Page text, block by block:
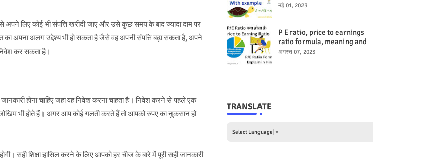
अपने लिए कोई भी संपत्ति खरीदी जाए और उसे कुछ समय के बाद ज्यादा दाम पर
का अपना अलग उद्देश्य भी हो सकता है जैसे वह अपनी संपत्ति बढ़ा सकता है, अपने
कर सकता है।
होना चाहिए जहां वह निवेश करना चाहता है। निवेश करने से पहले एक
भी होते हैं। अगर आप कोई गलती करते हैं तो आपको रुपए का नुकसान हो
सही शिक्षा हासिल करने के लिए आपको हर चीज के बारे में पूरी सही जानकारी
मई 01, 2023
P E ratio, price to earnings
ratio formula, meaning and
examples hindi
अगस्त 07, 2023
TRANSLATE
Select Language ▼